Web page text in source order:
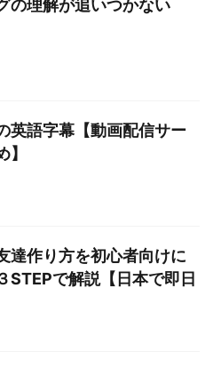
の理解が追いつかない
英語字幕【動画配信サー
】
達作り方を初心者向けに
STEPで解説【日本で即日